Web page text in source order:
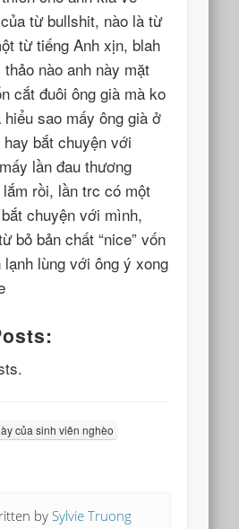
từ bullshit, nào là từ
từ tiếng Anh xịn, blah
nào anh này mặt
cắt đuôi ông già mà ko
sao mấy ông già ở
bắt chuyện với
lần đau thương
rồi, lần trc có một
chuyện với mình,
bỏ bản chất “nice” vốn
lùng với ông ý xong
của sinh viên nghèo
by Sylvie Truong